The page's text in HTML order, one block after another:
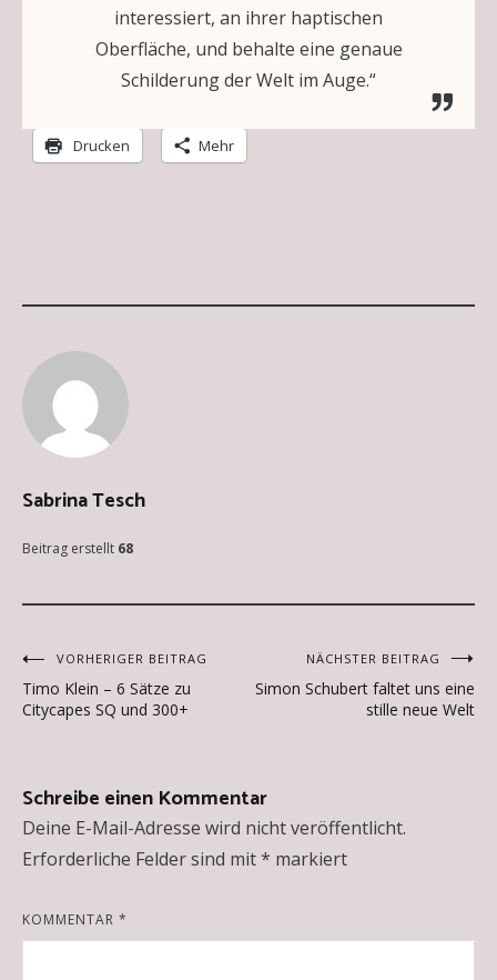
interessiert, an ihrer haptischen
Oberfläche, und behalte eine genaue
Schilderung der Welt im Auge.“
Drucken Mehr
KUNSTAUSSTELLUNGEN
KÜNSTLERPORTÄTS
Sabrina Tesch
Beitrag erstellt 68
Beitragsnavigation
VORHERIGER BEITRAG
Timo Klein – 6 Sätze zu
Citycapes SQ und 300+
NÄCHSTER BEITRAG
Simon Schubert faltet uns eine
stille neue Welt
Schreibe einen Kommentar
Deine E-Mail-Adresse wird nicht veröffentlicht.
Erforderliche Felder sind mit* markiert
KOMMENTAR *